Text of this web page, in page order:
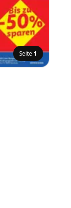
Seite 1